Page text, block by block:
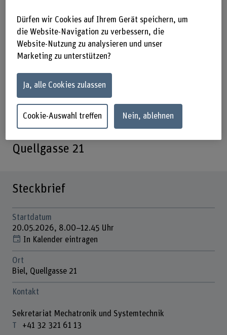
Systemtechnik (Medizintechnik |
Robotik | Uhren- & Mikrotechnik)
hautnah – beim «Student for a Day»
vom 20. Mai 2026 auf Deutsch oder
Englisch (der Unterricht findet
teilweise auf Englisch statt)!
20.05.2026, 8.00–12.45 Uhr – Biel,
Quellgasse 21
Steckbrief
Startdatum
20.05.2026, 8.00–12.45 Uhr
In Kalender eintragen
Ort
Biel, Quellgasse 21
Kontakt
Sekretariat Mechatronik und Systemtechnik
+41 32 321 61 13
Dürfen wir Cookies auf Ihrem Gerät speichern, um
die Website-Navigation zu verbessern, die
Website-Nutzung zu analysieren und unser
Marketing zu unterstützen?
Ja, alle Cookies zulassen
Cookie-Auswahl treffen Nein, ablehnen